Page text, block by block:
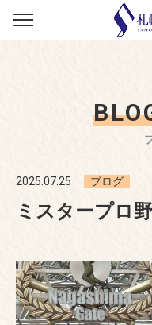
2025.07.25 ブログ
ミスタープロ